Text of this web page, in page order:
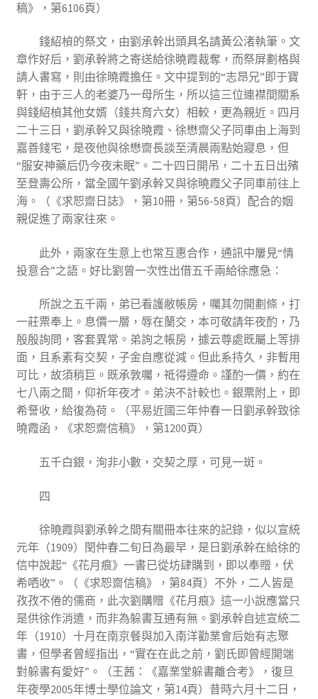
稿》，第6106頁）
錢紹楨的祭文，由劉承幹出頭具名請黃公渚執筆。文
章作好后，劉承幹將之寄送給徐曉霞裁奪，而祭屏劃格與
請人書寫，則由徐曉霞擔任。文中提到的“志昂兄”即于寶
軒，由于三人的老婆乃一母所生，所以這三位連襟間關系
與錢紹楨其他女婿（錢共育六女）相較，更為親近。四月
二十三日，劉承幹又與徐曉霞、徐懋齋父子同車由上海到
嘉善錢宅，是夜他與徐懋齋長談至清晨兩點始寢息，但
“服安神藥后仍今夜未眠”。二十四日開吊，二十五日出殯
至登壽公所，當全國午劉承幹又與徐曉霞父子同車前往上
海。（《求恕齋日誌》，第10冊，第56-58頁）配合的姻
親促進了兩家往來。
此外，兩家在生意上也常互惠合作，通訊中屢見“情
投意合”之語。好比劉曾一次性出借五千兩給徐應急：
所說之五千兩，弟已看護敝帳房，囑其勿開劃條，打
一莊票奉上。息價一層，辱在蘭交，本可敬請年夜酌，乃
殷殷詢問，客套異常。弟詢之帳房，據云尊處既屬上等排
面，且系素有交契，子金自應從減。但此系持久，非暫用
可比，故須稍巨。既承敦囑，祗得遵命。謹酌一價，約在
七八兩之間，仰祈年夜才。弟決不計較也。銀票附上，即
希詧收，給復為荷。（平易近國三年仲春一日劉承幹致徐
曉霞函，《求恕齋信稿》，第1200頁）
五千白銀，洵非小數，交契之厚，可見一斑。
四
徐曉霞與劉承幹之間有關冊本往來的記錄，似以宣統
元年（1909）閏仲春二旬日為最早，是日劉承幹在給徐的
信中說起“《花月痕》一書已從坊肆購到，即以奉贈，伏
希哂收”。（《求恕齋信稿》，第84頁）不外，二人皆是
孜孜不倦的儒商，此次劉購贈《花月痕》這一小說應當只
是供徐作消遣，而非為躲書互通有無。劉承幹自述宣統二
年（1910）十月在南京餐與加入南洋勸業會后始有志聚
書，但學者曾經指出，“實在在此之前，劉氏即曾經開端
對躲書有愛好”。（王茜：《嘉業堂躲書離合考》，復旦
年夜學2005年博士學位論文，第14頁）昔時六月十二日，